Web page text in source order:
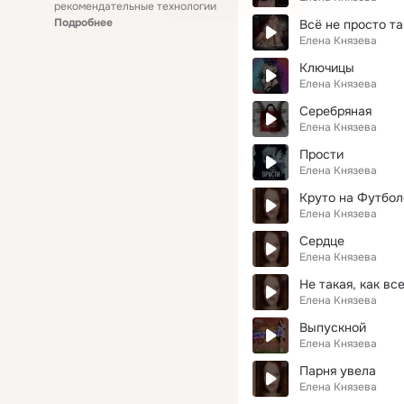
рекомендательные технологии
Подробнее
Всё не просто
Елена Князева
Ключицы
Елена Князева
Серебряная
Елена Князева
Прости
Елена Князева
Круто на
Елена Князева
Сердце
Елена Князева
Не такая, как все
Елена Князева
Выпускной
Елена Князева
Парня увела
Елена Князева